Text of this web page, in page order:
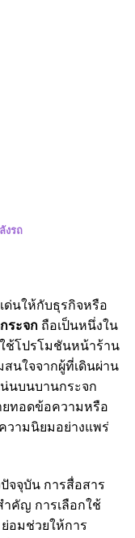
งรถ
ด่นให้กับธุรกิจหรือ
ระจก ถือเป็นหนึ่งใน
ช้โปรโมชันหน้าร้าน
นใจจากผู้ที่เดินผ่าน
นบนบานกระจก
ยทอดข้อความหรือ
วามนิยมอย่างแพร่
จจุบัน การสื่อสาร
ำคัญ การเลือกใช้
อมช่วยให้การ